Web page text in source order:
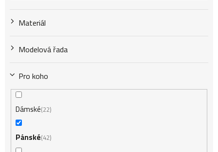
Materiál
Modelová řada
Pro koho
Dámské 22
Pánské 42